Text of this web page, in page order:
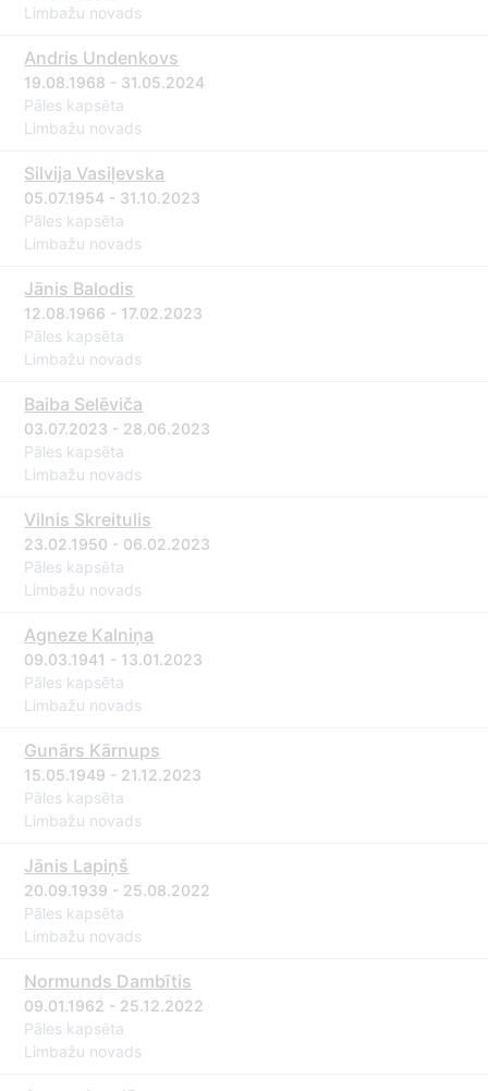
Limbažu novads
Andris Undenkovs
19.08.1968 - 31.05.2024
Pāles kapsēta
Limbažu novads
Silvija Vasiļevska
05.07.1954 - 31.10.2023
Pāles kapsēta
Limbažu novads
Jānis Balodis
12.08.1966 - 17.02.2023
Pāles kapsēta
Limbažu novads
Baiba Selēviča
03.07.2023 - 28.06.2023
Pāles kapsēta
Limbažu novads
Vilnis Skreitulis
23.02.1950 - 06.02.2023
Pāles kapsēta
Limbažu novads
Agneze Kalniņa
09.03.1941 - 13.01.2023
Pāles kapsēta
Limbažu novads
Gunārs Kārnups
15.05.1949 - 21.12.2023
Pāles kapsēta
Limbažu novads
Jānis Lapiņš
20.09.1939 - 25.08.2022
Pāles kapsēta
Limbažu novads
Normunds Dambītis
09.01.1962 - 25.12.2022
Pāles kapsēta
Limbažu novads